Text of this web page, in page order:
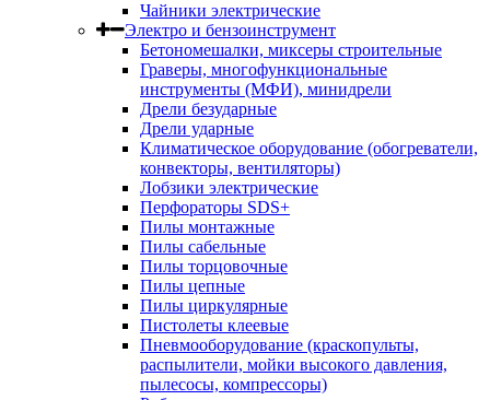
Чайники электрические
Электро и бензоинструмент
Бетономешалки, миксеры строительные
Граверы, многофункциональные
инструменты (МФИ), минидрели
Дрели безударные
Дрели ударные
Климатическое оборудование (обогреватели,
конвекторы, вентиляторы)
Лобзики электрические
Перфораторы SDS+
Пилы монтажные
Пилы сабельные
Пилы торцовочные
Пилы цепные
Пилы циркулярные
Пистолеты клеевые
Пневмооборудование (краскопульты,
распылители, мойки высокого давления,
пылесосы, компрессоры)